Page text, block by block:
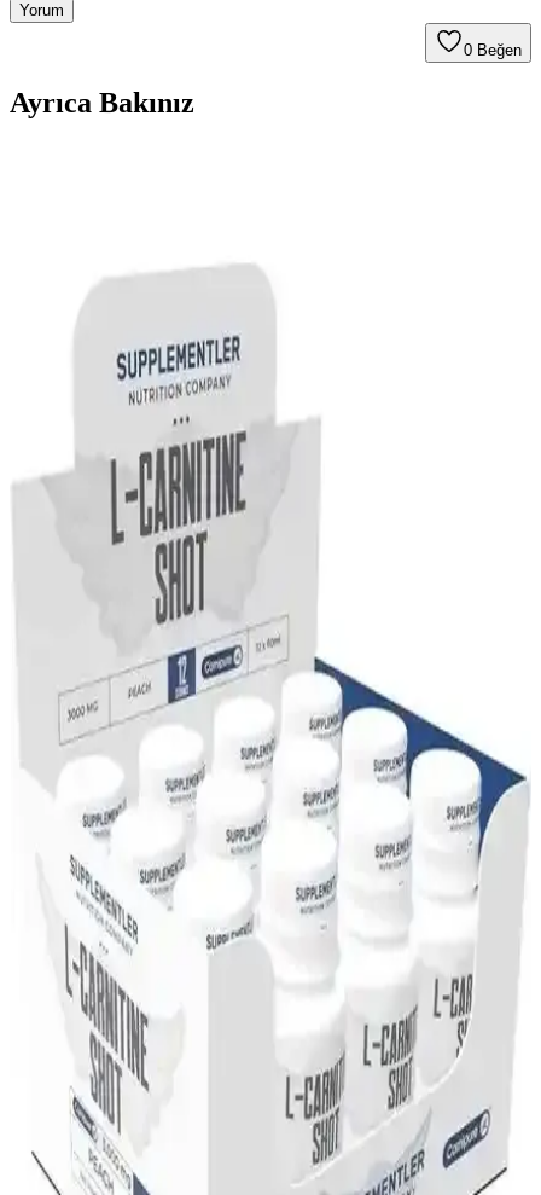
Yorum
0 Beğen
Ayrıca Bakınız
Hardline Thermo L-Carnitine ve L-Karnitin Thermo'nun özellikleri,
kullanıcı yorumları ve etkileriyle ilgili kapsamlı karşılaştırma. Hangi
ürün sizin için daha uygun? Detaylar burada.
Hardline Thermo L Carnitine Ürünleri
Karşılaştırması Spor ve Yağ Yakımına Etkileri
Hardline Thermo L Carnitine 3000 Mg ve 1000 Ml ürünleri enerji
ve yağ yakımını destekler, kullanım şekli ve özellikleri ile farklı
ihtiyaçlara uygun seçenekler sunar.
Solgar Maxi L-Carnitine 500 mg Enerji ve Kas
Fonksiyonlarını Destekleyen Güçlü Takviye
Solgar Maxi L-Carnitine 500 mg, enerji üretimini destekleyen, kas
fonksiyonlarını güçlendiren ve kilo kontrolüne yardımcı olan etkili
L-Carnitine 500 mg: Enerji Artırıcı ve Yağ Yakımını
Destekleyen Takviye
L-Carnitine 500 mg, enerji artışı, yağ yakımı ve cilt-saç sağlığı için
etkili bir takviyedir. Düzenli kullanımda metabolizmayı hızlandırır
ve genel sağlığı destekler.
L-Carnitine Kapsülleri: Kozmetik ve Kişisel
Bakımda Yeni Trend ve Faydaları
L-Carnitine kapsülleri, yağ yakımı, cilt sağlığı ve enerji artırıcı
etkileriyle kozmetik ve kişisel bakımda öne çıkıyor. Doğru kullanım
ve sağlıklı yaşamla en iyi sonuçları elde edin.
L-Carnitine Tabletleri: Kilo Kontrolü, Enerji ve Cilt
Sağlığı İçin Güncel Bir Rehber
L-Carnitine tabletleri, yağ yakımını hızlandırır, enerji seviyesini
yükseltir ve cilt sağlığını destekler. Doğal amino asit türevi bu
ürünler, sağlıklı yaşam ve güzellik rutinlerinin vazgeçilmez parçası
olur.